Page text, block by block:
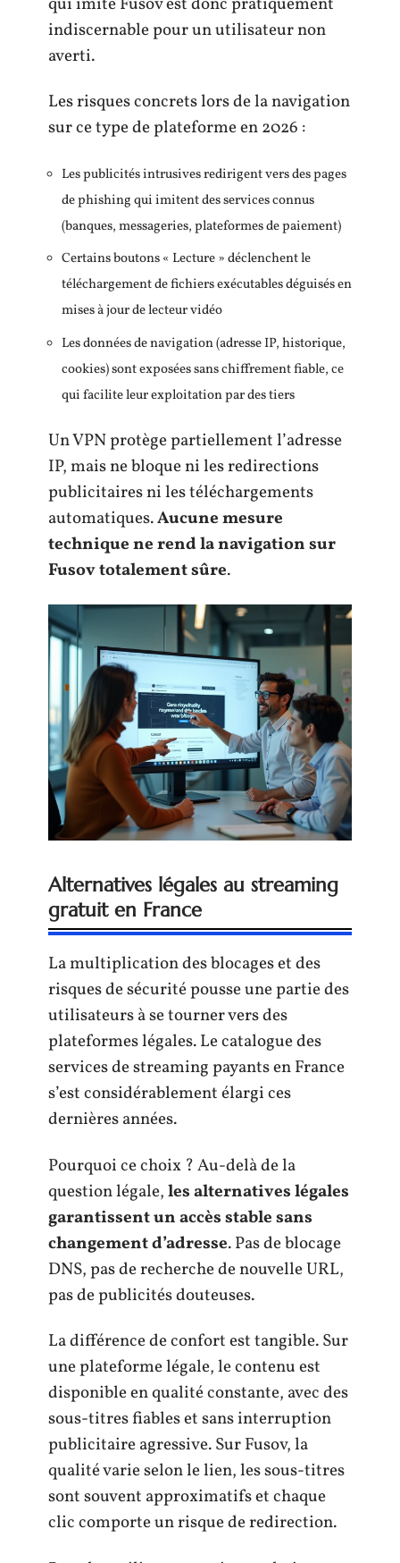
indiscernable pour un utilisateur non
averti.
Les risques concrets lors de la navigation
sur ce type de plateforme en 2026 :
Les publicités intrusives redirigent vers des pages
de phishing qui imitent des services connus
(banques, messageries, plateformes de paiement)
Certains boutons « Lecture » déclenchent le
téléchargement de fichiers exécutables déguisés en
mises à jour de lecteur vidéo
Les données de navigation (adresse IP, historique,
cookies) sont exposées sans chiffrement fiable, ce
qui facilite leur exploitation par des tiers
Un VPN protège partiellement l’adresse
IP, mais ne bloque ni les redirections
publicitaires ni les téléchargements
automatiques.Aucune mesure
technique ne rend la navigation sur
Fusov totalement sûre.
Alternatives légales au streaming
gratuit en France
La multiplication des blocages et des
risques de sécurité pousse une partie des
utilisateurs à se tourner vers des
plateformes légales. Le catalogue des
services de streaming payants en France
s’est considérablement élargi ces
dernières années.
Pourquoi ce choix ? Au-delà de la
question légale,les alternatives légales
garantissent un accès stable sans
changement d’adresse. Pas de blocage
DNS, pas de recherche de nouvelle URL,
pas de publicités douteuses.
La différence de confort est tangible. Sur
une plateforme légale, le contenu est
disponible en qualité constante, avec des
sous-titres fiables et sans interruption
publicitaire agressive. Sur Fusov, la
qualité varie selon le lien, les sous-titres
sont souvent approximatifs et chaque
clic comporte un risque de redirection.